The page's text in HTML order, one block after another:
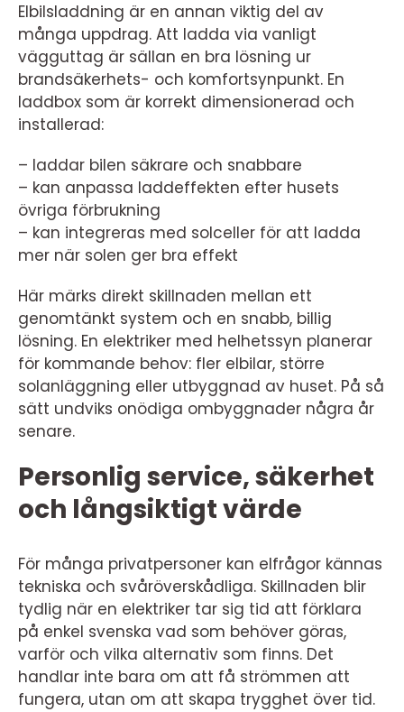
Elbilsladdning är en annan viktig del av
många uppdrag. Att ladda via vanligt
vägguttag är sällan en bra lösning ur
brandsäkerhets- och komfortsynpunkt. En
laddbox som är korrekt dimensionerad och
installerad:
– laddar bilen säkrare och snabbare
– kan anpassa laddeffekten efter husets
övriga förbrukning
– kan integreras med solceller för att ladda
mer när solen ger bra effekt
Här märks direkt skillnaden mellan ett
genomtänkt system och en snabb, billig
lösning. En elektriker med helhetssyn planerar
för kommande behov: fler elbilar, större
solanläggning eller utbyggnad av huset. På så
sätt undviks onödiga ombyggnader några år
senare.
Personlig service, säkerhet
och långsiktigt värde
För många privatpersoner kan elfrågor kännas
tekniska och svåröverskådliga. Skillnaden blir
tydlig när en elektriker tar sig tid att förklara
på enkel svenska vad som behöver göras,
varför och vilka alternativ som finns. Det
handlar inte bara om att få strömmen att
fungera, utan om att skapa trygghet över tid.